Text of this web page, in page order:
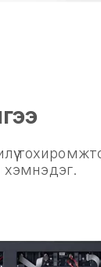
хэмнэдэг.